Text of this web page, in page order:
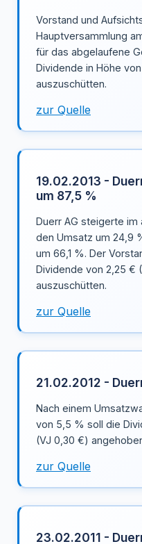
Vorstand und
Hauptversammlung
für das abgelaufene
Dividende in Höhe
auszuschütten.
zur Quelle
19.02.2013 -
um 87,5 %
Duerr AG steigerte
den Umsatz um 24,9
um 66,1 %. Der
Dividende von 2,25 €
auszuschütten.
zur Quelle
21.02.2012 -
Nach einem
von 5,5 % soll die
(VJ 0,30 €)
zur Quelle
23.02.2011 -